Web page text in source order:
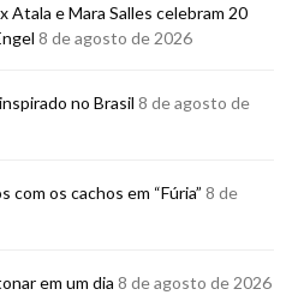
e Mara Salles celebram 20
8 de agosto de 2026
no Brasil 8 de agosto de
com os cachos em “Fúria” 8 de
em um dia 8 de agosto de 2026